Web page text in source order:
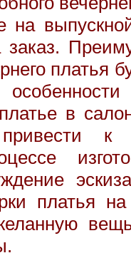
на
заказ.
платья
в
к
платья